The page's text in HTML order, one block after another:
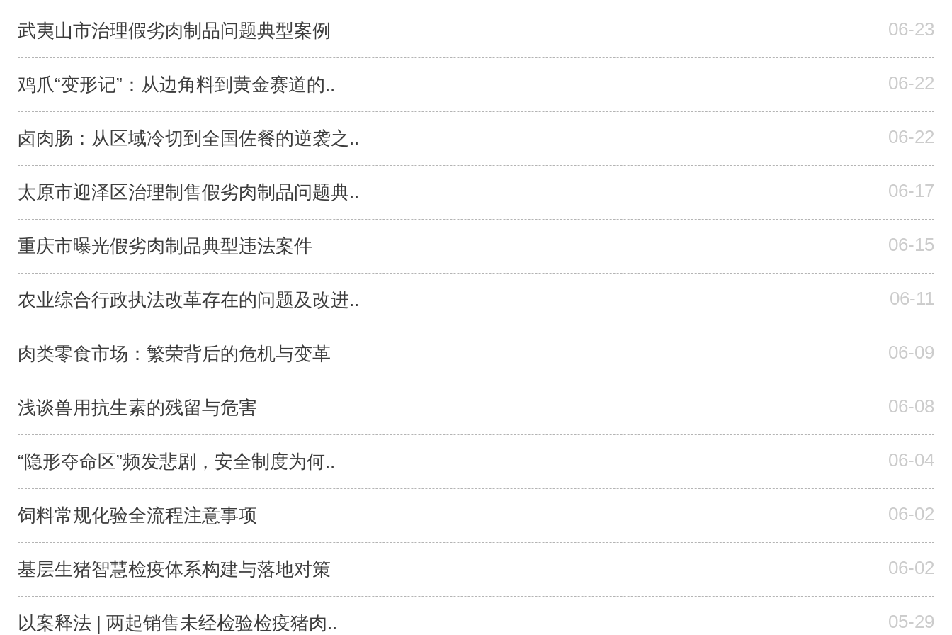
武夷山市治理假劣肉制品问题典型案例 06-23
鸡爪“变形记”：从边角料到黄金赛道的.. 06-22
卤肉肠：从区域冷切到全国佐餐的逆袭之.. 06-22
太原市迎泽区治理制售假劣肉制品问题典.. 06-17
重庆市曝光假劣肉制品典型违法案件 06-15
农业综合行政执法改革存在的问题及改进.. 06-11
肉类零食市场：繁荣背后的危机与变革 06-09
浅谈兽用抗生素的残留与危害 06-08
“隐形夺命区”频发悲剧，安全制度为何.. 06-04
饲料常规化验全流程注意事项 06-02
基层生猪智慧检疫体系构建与落地对策 06-02
以案释法 | 两起销售未经检验检疫猪肉.. 05-29